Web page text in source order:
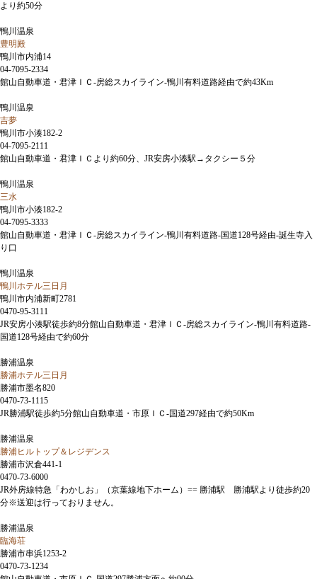
より約50分
鴨川温泉
豊明殿
鴨川市内浦14
04-7095-2334
館山自動車道・君津ＩＣ-房総スカイライン-鴨川有料道路経由で約43Km
鴨川温泉
吉夢
鴨川市小湊182-2
04-7095-2111
館山自動車道・君津ＩＣより約60分、JR安房小湊駅→タクシー５分
鴨川温泉
三水
鴨川市小湊182-2
04-7095-3333
館山自動車道・君津ＩＣ-房総スカイライン-鴨川有料道路-国道128号経由-誕生寺入
り口
鴨川温泉
鴨川ホテル三日月
鴨川市内浦新町2781
0470-95-3111
JR安房小湊駅徒歩約8分館山自動車道・君津ＩＣ-房総スカイライン-鴨川有料道路-
国道128号経由で約60分
勝浦温泉
勝浦ホテル三日月
勝浦市墨名820
0470-73-1115
JR勝浦駅徒歩約5分館山自動車道・市原ＩＣ-国道297経由で約50Km
勝浦温泉
勝浦ヒルトップ＆レジデンス
勝浦市沢倉441-1
0470-73-6000
JR外房線特急「わかしお」（京葉線地下ホーム）== 勝浦駅 勝浦駅より徒歩約20
分※送迎は行っておりません。
勝浦温泉
臨海荘
勝浦市串浜1253-2
0470-73-1234